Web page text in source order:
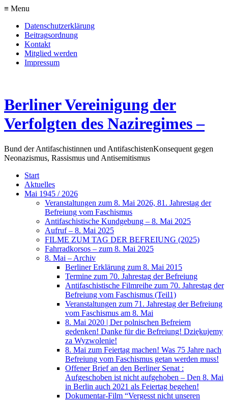
≡ Menu
Datenschutzerklärung
Beitragsordnung
Kontakt
Mitglied werden
Impressum
Berliner Vereinigung der
Verfolgten des Naziregimes –
Bund der Antifaschistinnen und AntifaschistenKonsequent gegen
Neonazismus, Rassismus und Antisemitismus
Start
Aktuelles
Mai 1945 / 2026
Veranstaltungen zum 8. Mai 2026, 81. Jahrestag der
Befreiung vom Faschismus
Antifaschistische Kundgebung – 8. Mai 2025
Aufruf – 8. Mai 2025
FILME ZUM TAG DER BEFREIUNG (2025)
Fahrradkorsos – zum 8. Mai 2025
8. Mai – Archiv
Berliner Erklärung zum 8. Mai 2015
Termine zum 70. Jahrestag der Befreiung
Antifaschistische Filmreihe zum 70. Jahrestag der
Befreiung vom Faschismus (Teil1)
Veranstaltungen zum 71. Jahrestag der Befreiung
vom Faschismus am 8. Mai
8. Mai 2020 | Der polnischen Befreiern
gedenken! Danke für die Befreiung! Dziękujemy
za Wyzwolenie!
8. Mai zum Feiertag machen! Was 75 Jahre nach
Befreiung vom Faschismus getan werden muss!
Offener Brief an den Berliner Senat :
Aufgeschoben ist nicht aufgehoben – Den 8. Mai
in Berlin auch 2021 als Feiertag begehen!
Dokumentar-Film “Vergesst nicht unseren